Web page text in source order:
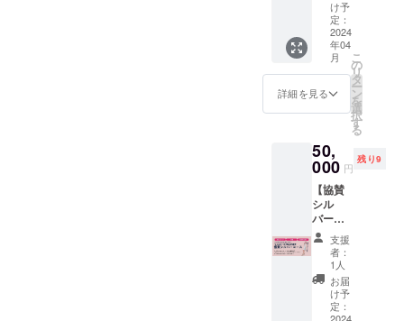
ス！ 今
までに
ない東
洋的ア
プロー
格的な
フェム
性特有
のデリ
ケート
なお悩
みを持
つセル
フケア
はもち
ろん、
セラピ
ストや
ヨガ講
方法：
メール
にURL
を記載
しま
愛と美
生と性
ビュー
ティ特
別編）
(収録時
間：17
分) -こ
れから
の時代
を輝い
て生き
る５つ
のヒン
セージ
メール
・PDF
教材１
つ（マ
スメ
ディア
ング戦
略」by
おかざ
きなな
PDF /男
磨き失
敗しな
い彼女
選び
PDF /恋
も仕事
も手に
20:00
自由席
チケッ
ト1枚
・お礼
メッ
教材１
つ（マ
スメ
ディア
を使っ
たブラ
ンディ
ング戦
略」by
おかざ
きなな
PDF /男
参加権
VIP席】
※郵送は
されま
せん。
※当日受
付のリ
ストに
て対
※VIP席1
名 ・
2024年
4月26日
(金)18:0
0～
20:00
VIP席チ
ケット1
枚 ・お
礼メッ
セージ
け予
定：
2024
年04
月
詳細を見る
こ
の
リ
タ
ー
ン
を
選
択
す
る
50,
000 円
残り9
【協賛
シル
バー
コース
＆
CANBE
20周年
感謝祭
参加権
支援
者：
1人
お届
け予
定：